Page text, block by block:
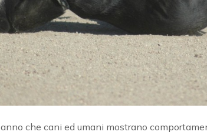
che cani ed umani mostrano